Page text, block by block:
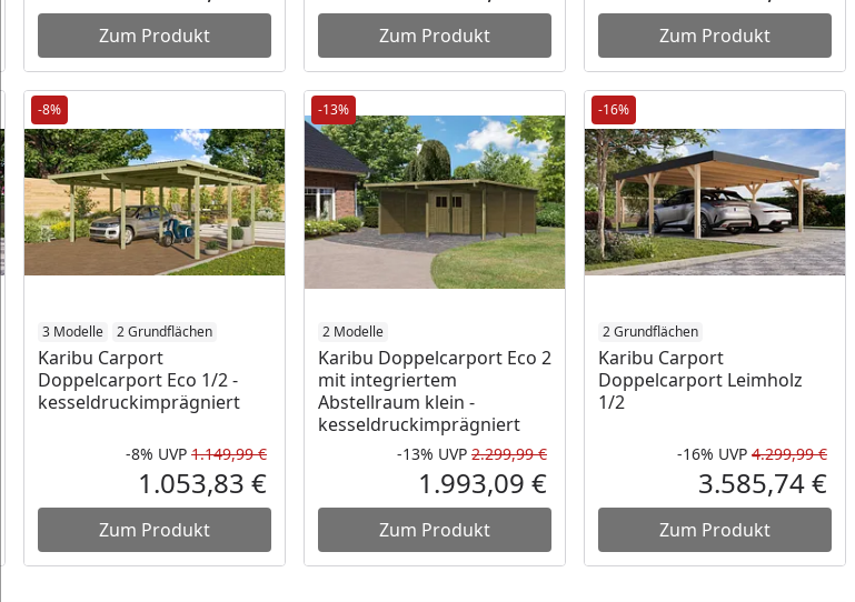
Zum Produkt Zum Produkt Zum Produkt
in ProzentPreis
Preis
-8%
3 Modelle 2 Grundflächen
Karibu Carport
Doppelcarport Eco 1/2 -
kesseldruckimprägniert
Rabatt in Prozent
-8%
Ursprünglicher Preis
UVP 1.149,99 €
Aktueller Preis
1.053,83 €
Zum Produkt
-13%
2 Modelle
Karibu Doppelcarport Eco 2
mit integriertem
Abstellraum klein -
kesseldruckimprägniert
Rabatt in Prozent
-13%
Ursprünglicher Preis
UVP 2.299,99 €
Aktueller Preis
1.993,09 €
Zum Produkt
-16%
2 Grundflächen
Karibu Carport
Doppelcarport Leimholz
1/2
-16% UVP 4.299,99 €
3.585,74 €
Zum Produkt